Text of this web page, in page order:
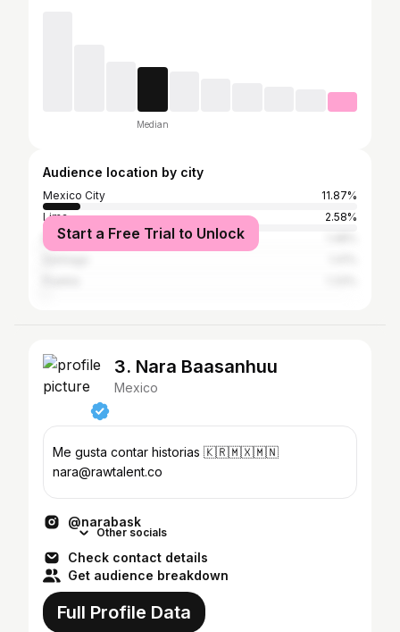
Median
Audience location by city
Mexico City
11.87%
Lima
2.58%
Buenos Aires
Start a Free Trial to Unlock
3. Nara Baasanhuu
Mexico
Me gusta contar historias 🇰🇷🇲🇽🇲🇳
nara@rawtalent.co
@narabask
Other socials
Check contact details
Get audience breakdown
Full Profile Data